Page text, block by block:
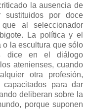
la ausencia de
por doce
al seleccionador
La política y el
o la escultura que sólo
dice en el diálogo
atenienses, cuando
otra profesión,
para dar
deliberan sobre la
porque suponen